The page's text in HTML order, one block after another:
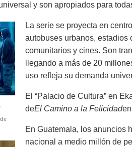
y son apropiados para
La serie se proyecta en
autobuses urbanos, estadios
comunitarios y cines. Son
llegando a más de 20
uso refleja su demanda
El “Palacio de Cultura” en
deEl Camino a la Felicidad
En Guatemala, los anuncios
nacional a medio millón de